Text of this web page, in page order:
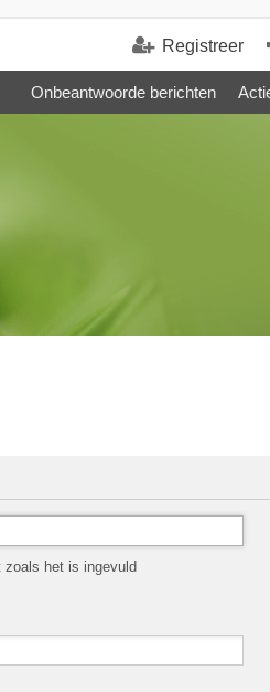
Registreer
Onbeantwoorde berichten
zoals het is ingevuld